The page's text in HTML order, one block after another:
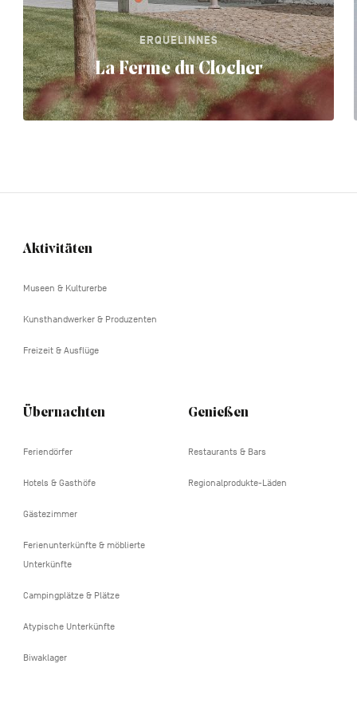
ERQUELINNES
La Ferme du Clocher
Navigation
Aktivitäten
Museen & Kulturerbe
Kunsthandwerker & Produzenten
Freizeit & Ausflüge
Übernachten
Feriendörfer
Hotels & Gasthöfe
Gästezimmer
Ferienunterkünfte & möblierte
Unterkünfte
Campingplätze & Plätze
Atypische Unterkünfte
Biwaklager
Genießen
Restaurants & Bars
Regionalprodukte-Läden